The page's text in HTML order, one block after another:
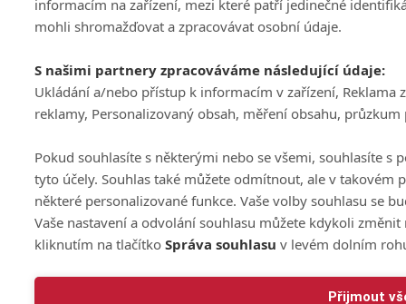
informacím na zařízení, mezi které patří jedinečné
mohli shromažďovat a zpracovávat osobní údaje.
S našimi partnery zpracováváme následující údaje:
Ukládání a/nebo přístup k informacím v zařízení, Reklama
reklamy, Personalizovaný obsah, měření obsahu,
Pokud souhlasíte s některými nebo se všemi, souhlasíte s
tyto účely. Souhlas také můžete odmítnout, ale v takovém
některé personalizované funkce. Vaše volby souhlasu se
Vaše nastavení a odvolání souhlasu můžete kdykoli
kliknutím na tlačítko Správa souhlasu v levém dolním
Přijmout